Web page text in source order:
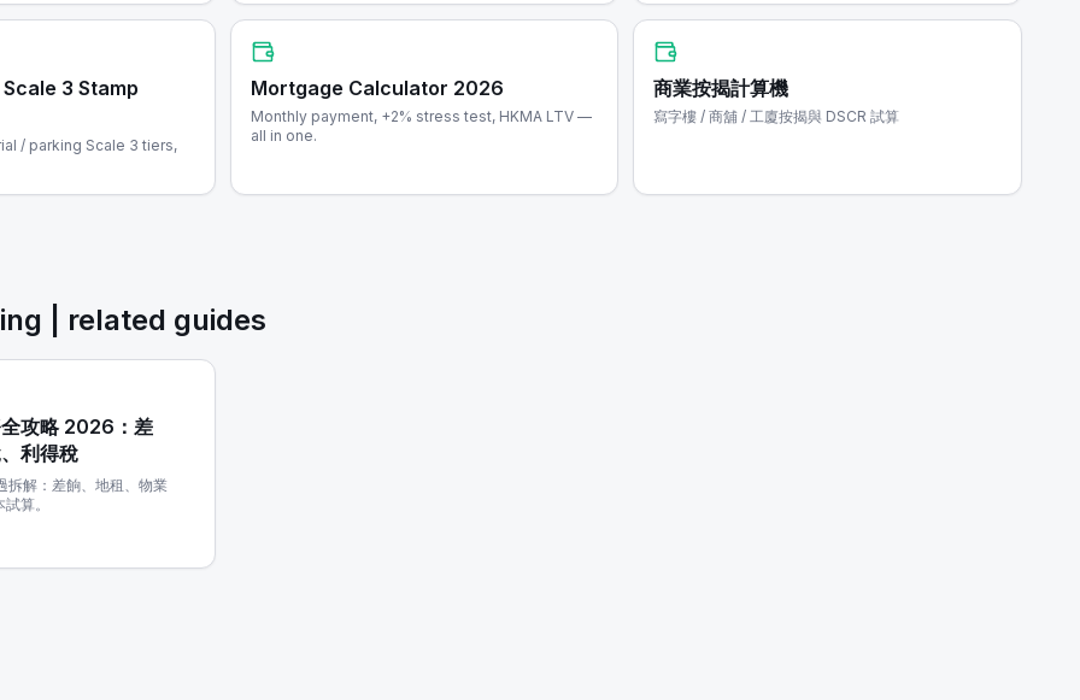
3 Stamp
/ parking Scale 3 tiers,
Mortgage Calculator 2026
Monthly payment, +2% stress test, HKMA LTV —
all in one.
商業按揭計算機
寫字樓 / 商舖 / 工廈按揭與 DSCR 試算
| related guides
攻略 2026：差
利得稅
拆解：差餉、地租、物業
算。